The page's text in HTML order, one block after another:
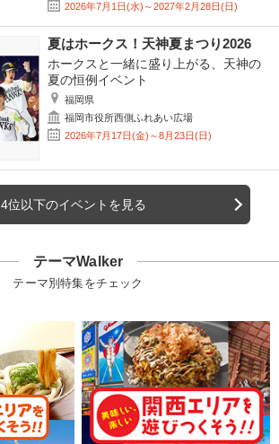
2026年7月1日(水)～2027年2月28日(日)
夏はホークス！天神夏まつり2026
ホークスと一緒に盛り上がる、天神の
夏の恒例イベント
福岡県
福岡市役所西側ふれあい広場
2026年7月17日(金)～8月23日(日)
4位以下のイベントを見る
テーマWalker
テーマ別特集をチェック